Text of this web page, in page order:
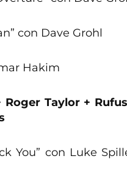
con Dave Grohl
Hakim
Roger Taylor +
You” con Luke